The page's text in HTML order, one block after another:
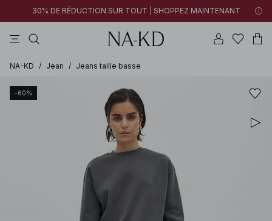
30% DE RÉDUCTION SUR TOUT | SHOPPEZ MAINTENANT
NA-KD / Jean / Jeans taille basse
-60%